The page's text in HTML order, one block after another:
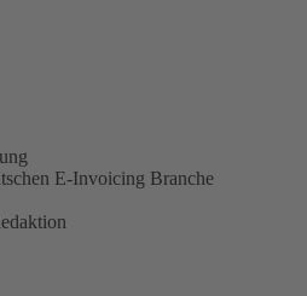
E-Invoicing Branche